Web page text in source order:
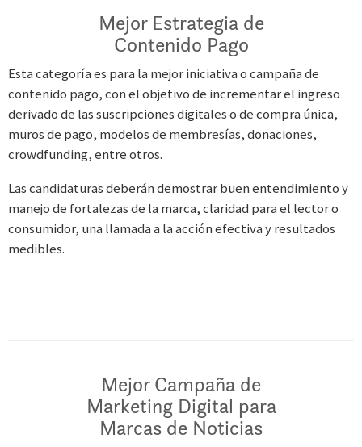
Mejor Estrategia de
Contenido Pago
Esta categoría es para la mejor iniciativa o campaña de
contenido pago, con el objetivo de incrementar el ingreso
derivado de las suscripciones digitales o de compra única,
muros de pago, modelos de membresías, donaciones,
crowdfunding, entre otros.
Las candidaturas deberán demostrar buen entendimiento y
manejo de fortalezas de la marca, claridad para el lector o
consumidor, una llamada a la acción efectiva y resultados
medibles.
Mejor Campaña de
Marketing Digital para
Marcas de Noticias